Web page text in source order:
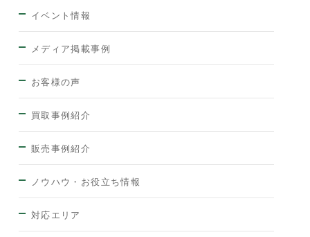
イベント情報
メディア掲載事例
お客様の声
買取事例紹介
販売事例紹介
ノウハウ・お役立ち情報
対応エリア